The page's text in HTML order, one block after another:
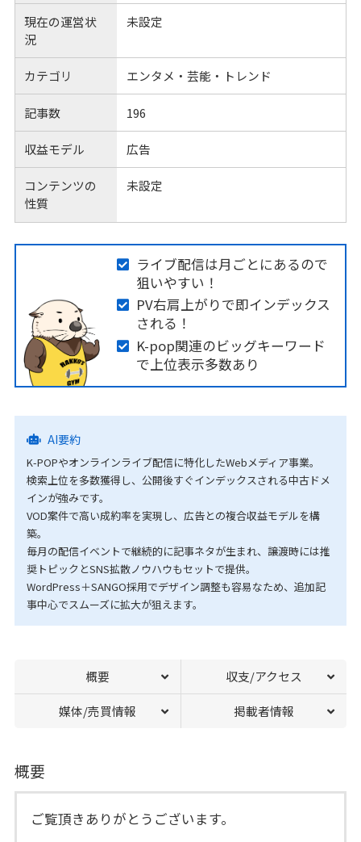
現在の運営状
況
未設定
カテゴリ エンタメ・芸能・トレンド
記事数 196
収益モデル 広告
コンテンツの
性質
未設定
ライブ配信は月ごとにあるので
狙いやすい！
PV右肩上がりで即インデックス
される！
K-pop関連のビッグキーワード
で上位表示多数あり
AI要約
K-POPやオンラインライブ配信に特化したWebメディア事業。
検索上位を多数獲得し、公開後すぐインデックスされる中古ドメ
インが強みです。
VOD案件で高い成約率を実現し、広告との複合収益モデルを構
築。
毎月の配信イベントで継続的に記事ネタが生まれ、譲渡時には推
奨トピックとSNS拡散ノウハウもセットで提供。
WordPress＋SANGO採用でデザイン調整も容易なため、追加記
事中心でスムーズに拡大が狙えます。
概要 収支/アクセス
媒体/売買情報 掲載者情報
概要
ご覧頂きありがとうございます。